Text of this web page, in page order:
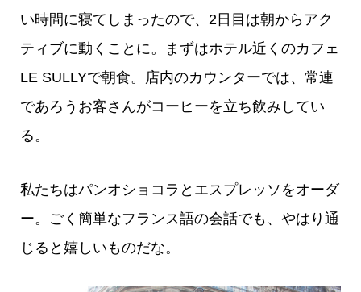
い時間に寝てしまったので、2日目は朝からアク
ティブに動くことに。まずはホテル近くのカフェ
LE SULLYで朝食。店内のカウンターでは、常連
であろうお客さんがコーヒーを立ち飲みしてい
る。
私たちはパンオショコラとエスプレッソをオーダ
ー。ごく簡単なフランス語の会話でも、やはり通
じると嬉しいものだな。